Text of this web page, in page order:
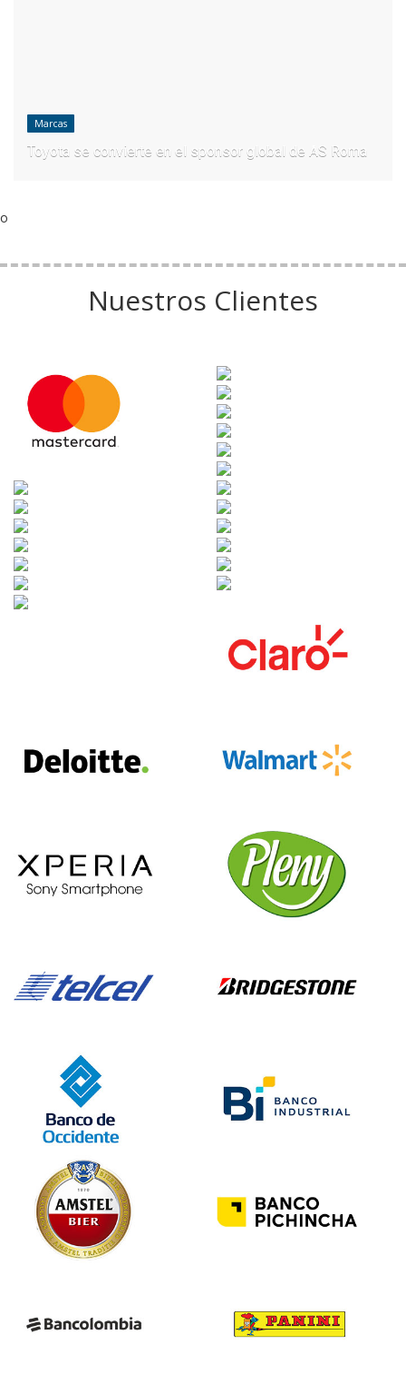
Marcas
Toyota se convierte en el sponsor global de AS Roma
o
Nuestros Clientes